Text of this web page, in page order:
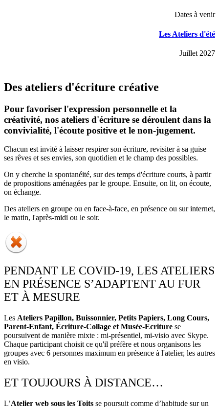
Dates à venir
Les Ateliers d'été
Juillet 2027
Des ateliers d'écriture créative
Pour favoriser l'expression personnelle et la
créativité, nos ateliers d'écriture se déroulent dans la
convivialité, l'écoute positive et le non-jugement.
Chacun est invité à laisser respirer son écriture, revisiter à sa guise
ses rêves et ses envies, son quotidien et le champ des possibles.
On y cherche la spontanéité, sur des temps d'écriture courts, à partir
de propositions aménagées par le groupe. Ensuite, on lit, on écoute,
on échange.
Des ateliers en groupe ou en face-à-face, en présence ou sur internet,
le matin, l'après-midi ou le soir.
PENDANT LE COVID-19, LES ATELIERS
EN PRÉSENCE S’ADAPTENT AU FUR
ET À MESURE
Les Ateliers Papillon, Buissonnier, Petits Papiers, Long Cours,
Parent-Enfant, Écriture-Collage et Musée-Ecriture se
poursuivent de manière mixte : mi-présentiel, mi-visio avec Skype.
Chaque participant choisit ce qu'il préfère et nous organisons les
groupes avec 6 personnes maximum en présence à l'atelier, les autres
en visio.
ET TOUJOURS À DISTANCE…
L’Atelier web sous les Toits se poursuit comme d’habitude sur un